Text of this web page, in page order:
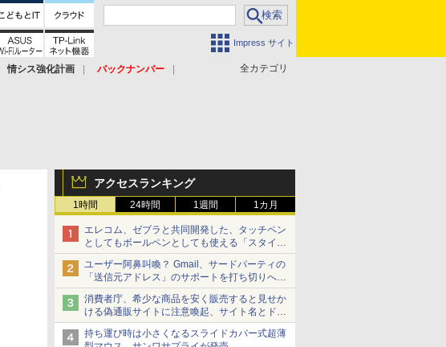
Impress サイト
全カテゴリ
情シス強化計画
バックナンバー
アクセスランキング
1時間 24時間 1週間 1カ月
エレコム、ゼブラと共同開発した、タッチペン
としてもボールペンとしても使える「スタイラ
スツーウェイ」発売 iPadにも紙にも、持ち替
えずに書き込める
ユーザー阿鼻叫喚？ Gmail、サードパーティの
「送信元アドレス」のサポートを打ち切りへ
【やじうまWatch】
消費者庁、希少な商品を安く販売すると見せか
ける偽通販サイトに注意喚起、サイト名とドメ
イン名を公表
持ち運び時は小さくなるスライドカバー式超薄